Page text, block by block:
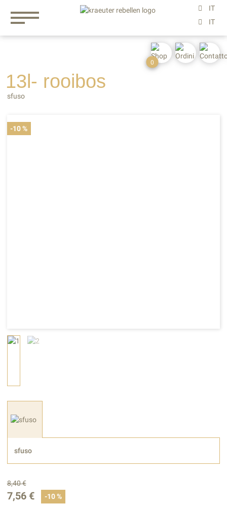
13l- rooibos
sfuso
-10 %
sfuso
8,40 €
7,56 €
-10 %
0